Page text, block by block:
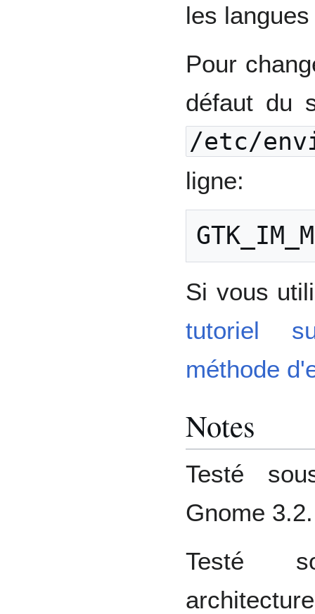
les
Pour
défaut du
/etc/
ligne:
Si vous
tutoriel
méthode
Notes
Testé
Gnome 3.2.
Testé